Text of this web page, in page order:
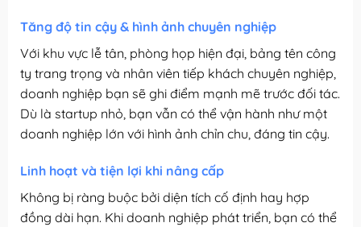
Tăng độ tin cậy & hình ảnh chuyên nghiệp
Với khu vực lễ tân, phòng họp hiện đại, bảng tên công
ty trang trọng và nhân viên tiếp khách chuyên nghiệp,
doanh nghiệp bạn sẽ ghi điểm mạnh mẽ trước đối tác.
Dù là startup nhỏ, bạn vẫn có thể vận hành như một
doanh nghiệp lớn với hình ảnh chỉn chu, đáng tin cậy.
Linh hoạt và tiện lợi khi nâng cấp
Không bị ràng buộc bởi diện tích cố định hay hợp
đồng dài hạn. Khi doanh nghiệp phát triển, bạn có thể